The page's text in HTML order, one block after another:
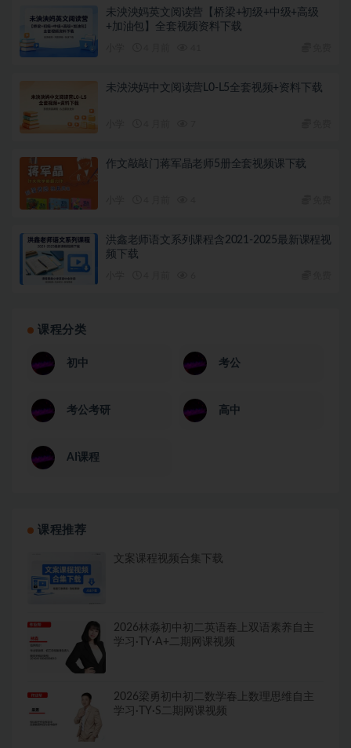
未泱泱妈英文阅读营【桥梁+初级+中级+高级
+加油包】全套视频资料下载
未泱泱妈中文阅读营L0-L5全套视频+资料下载
作文敲敲门蒋军晶老师5册全套视频课下载
洪鑫老师语文系列课程含2021-2025最新课程视
频下载
课程分类
初中 考公
考公考研 高中
AI课程
课程推荐
文案课程视频合集下载
2026林淼初中初二英语春上双语素养自主
学习·TY·A+二期网课视频
2026梁勇初中初二数学春上数理思维自主
学习·TY·S二期网课视频